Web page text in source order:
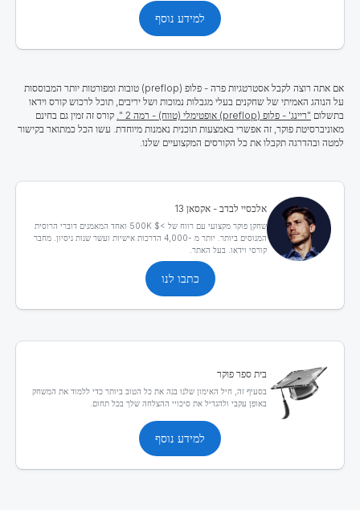
למידע נוסף
אם אתה רוצה לקבל אסטרטגיות פרה - פלופ (preflop) טובות ומפורטות יותר המבוססות
על הנוהג האמיתי של שחקנים בעלי מגבלות נמוכות ושל יריבים, תוכל לרכוש קורס וידאו
בתשלום "ריינג' - פלופ (preflop) אופטימלי (טווח) - רמה 2 ".
קורס זה זמין גם בחינם
מאוניברסיטת פוקר, זה אפשרי באמצעות תוכנית נאמנות מיוחדת. עשו הכל כמתואר בקישור
למטה ובהדרגה תקבלו את כל הקורסים המקצועיים שלנו.
אלכסיי לבדב - אקסאן 13
שחקן פוקר מקצועי עם רווח של >$ 500K ואחד המאמנים דוברי הרוסית
המנוסים ביותר. יותר מ -4,000 הדרכות אישיות ועשר שנות ניסיון. מחבר
קורסי וידאו. בעל האתר.
כתבו לנו
בית ספר פוקר
בסעיף זה, חיל האימון שלנו בנה את כל הטוב ביותר כדי ללמוד את המשחק
באופן עקבי ולהגדיל את סיכויי ההצלחה שלך בכל תחום.
למידע נוסף